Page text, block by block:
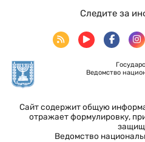
Ведомство
Сайт содержит общую
отражает формулировку,
Ведомство
Следите за